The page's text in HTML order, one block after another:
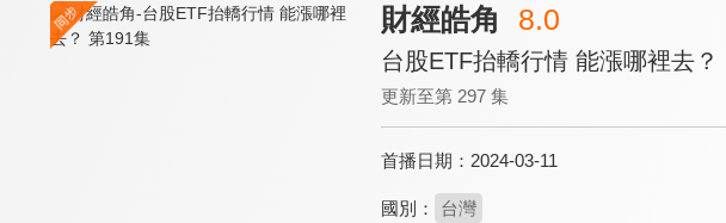
財經皓角 8.0
台股ETF抬轎行情 能漲哪裡去？
更新至第 297 集
首播日期： 2024-03-11
國別： 台灣